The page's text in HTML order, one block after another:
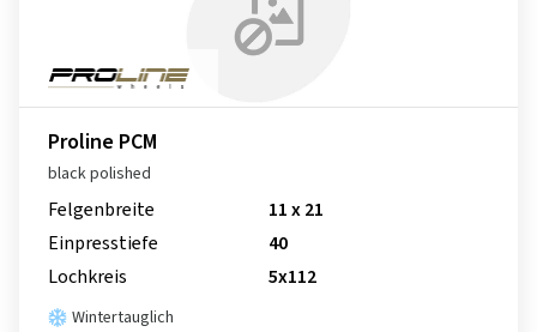
Proline PCM
black polished
Felgenbreite
11 x 21
Einpresstiefe
40
Lochkreis
5x112
Wintertauglich